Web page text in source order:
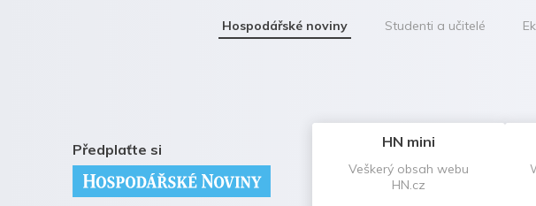
Hospodářské noviny Studenti a učitelé
Předplaťte si HN mini
Veškerý obsah webu
HN.cz